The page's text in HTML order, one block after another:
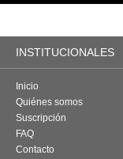
INSTITUCIONALES
Inicio
Quiénes somos
Suscripción
FAQ
Contacto